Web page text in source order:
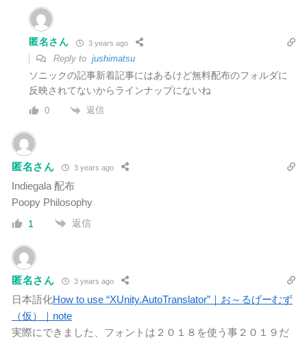
匿名さん 3 years ago
Reply to jushimatsu
ソニックの記事新着記事にはあるけど無料配布のフォルダに
反映されてないからラインナップにないね
0 返信
匿名さん 3 years ago
Indiegala 配布
Poopy Philosophy
1 返信
匿名さん 3 years ago
日本語化How to use “XUnity.AutoTranslator”｜お～るげーむず
（仮）｜note
実際にできました、フォントは２０１８を使う事２０１９だ